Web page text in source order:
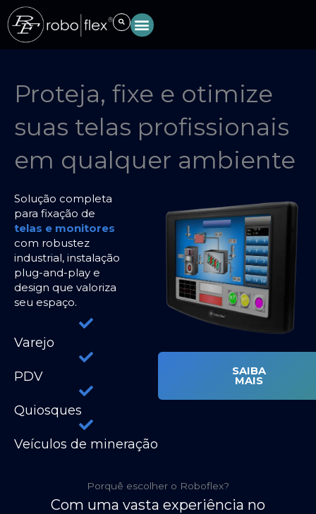
para
Proteja, fixe e otimize
suas telas profissionais
em qualquer ambiente
Solução completa
para fixação de
telas e monitores
com robustez
industrial, instalação
plug-and-play e
design que valoriza
seu espaço.
Varejo
PDV
Quiosques
Veículos de mineração
SAIBA
MAIS
Porquê escolher o Roboflex?
Com uma vasta experiência no